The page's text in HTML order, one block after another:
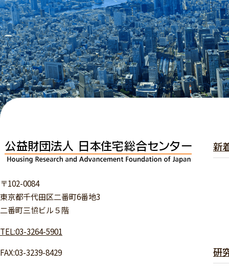
〒102-0084
東京都千代田区二番町6番地3
二番町三協ビル５階
TEL:03-3264-5901
FAX:03-3239-8429
新
研